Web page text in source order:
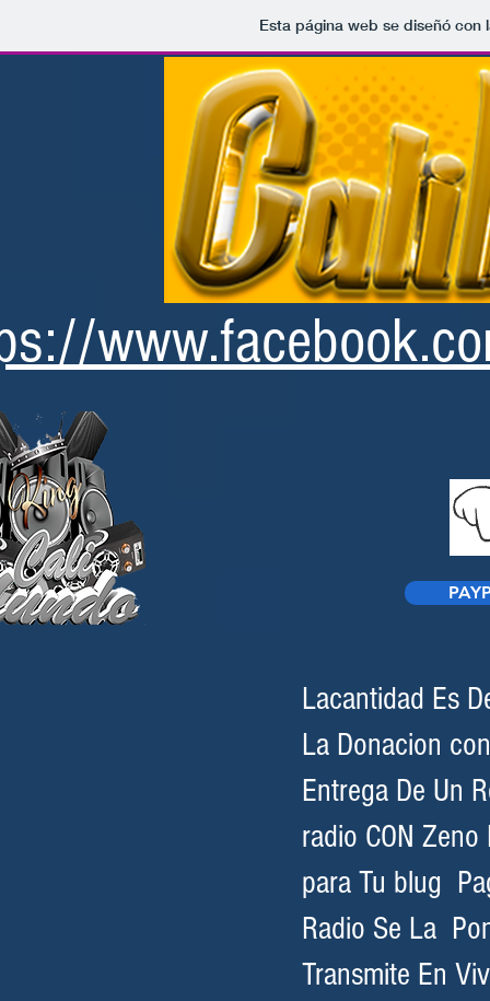
Esta página web se diseñó
Lacantidad Es
La Donacion
Entrega De Un
radio CON
para Tu blug
Radio Se La
Transmite En